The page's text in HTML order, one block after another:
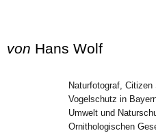
von Hans Wolf
Naturfotograf,
Vogelschutz in
Umwelt und
Ornithologischen